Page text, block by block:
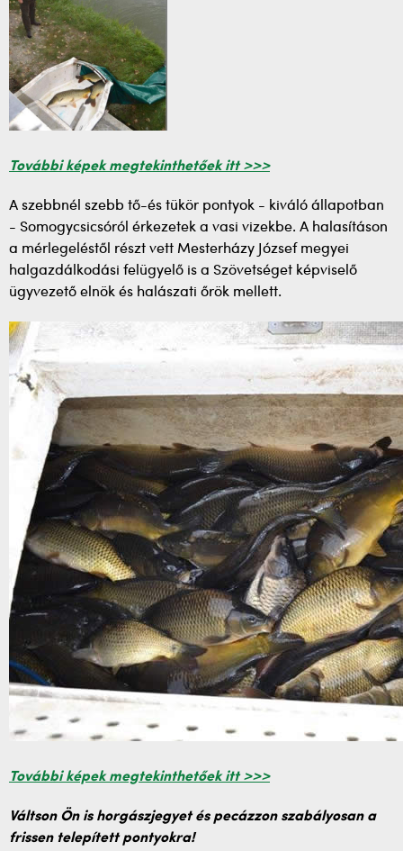
További képek megtekinthetőek itt >>>
A szebbnél szebb tő-és tükör pontyok - kiváló állapotban
- Somogycsicsóról érkezetek a vasi vizekbe. A halasításon
a mérlegeléstől részt vett Mesterházy József megyei
halgazdálkodási felügyelő is a Szövetséget képviselő
ügyvezető elnök és halászati őrök mellett.
További képek megtekinthetőek itt >>>
Váltson Ön is horgászjegyet és pecázzon szabályosan a
frissen telepített pontyokra!